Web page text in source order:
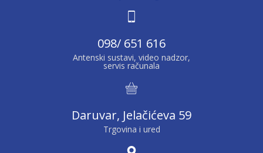
098/ 651 616
Antenski sustavi, video nadzor,
servis računala
Daruvar, Jelačićeva 59
Trgovina i ured